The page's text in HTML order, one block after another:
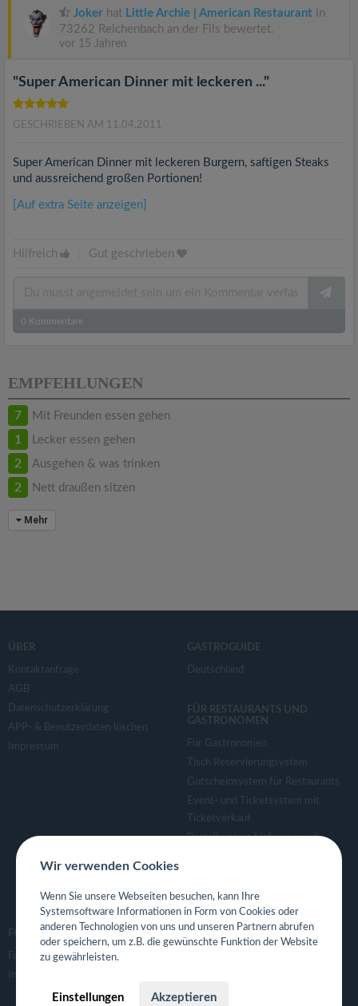
Joker hat Little Archie | American Restaurant in
73262 Reichenbach an der Fils bewertet.
vor 15 Jahren
"Super American Dinner mit leckeren ..."
GESCHRIEBEN AM 11.04.2011
Super American Dinner mit leckeren Burgern, saftigen Steaks
und aussreichend großen Portionen!
[Auf extra Seite anzeigen]
Hilfreich Gut geschrieben
0 Kommentare
EMPFEHLUNGEN
7 Mit Freunden essen gehen
1 Lecker essen gehen
2 Ausgehen & was trinken
2 Nett draußen sitzen
Mehr
ÜBER
Kontaktanfrage
AGB
Datenschutzerklärung
APP- & Benutzerdaten löschen
Impressum
GASTROGUIDE
Deutschland
FÜR RESTAURANTS UND
GASTRONOMEN
Für Gastronomen
Tisch Reservierungsystem
Gutscheinsystem für Restaurants
Event- und Ticketsystem mit
Ticketverkauf
Bestellsystem Lieferung und
Eigene App für Restaurant
FOLGE UNS
Facebook
Instagram
Wir verwenden Cookies
Wenn Sie unsere Webseiten besuchen, kann Ihre
Systemsoftware Informationen in Form von Cookies oder
anderen Technologien von uns und unseren Partnern abrufen
oder speichern, um z.B. die gewünschte Funktion der Website
zu gewährleisten.
Einstellungen Akzeptieren